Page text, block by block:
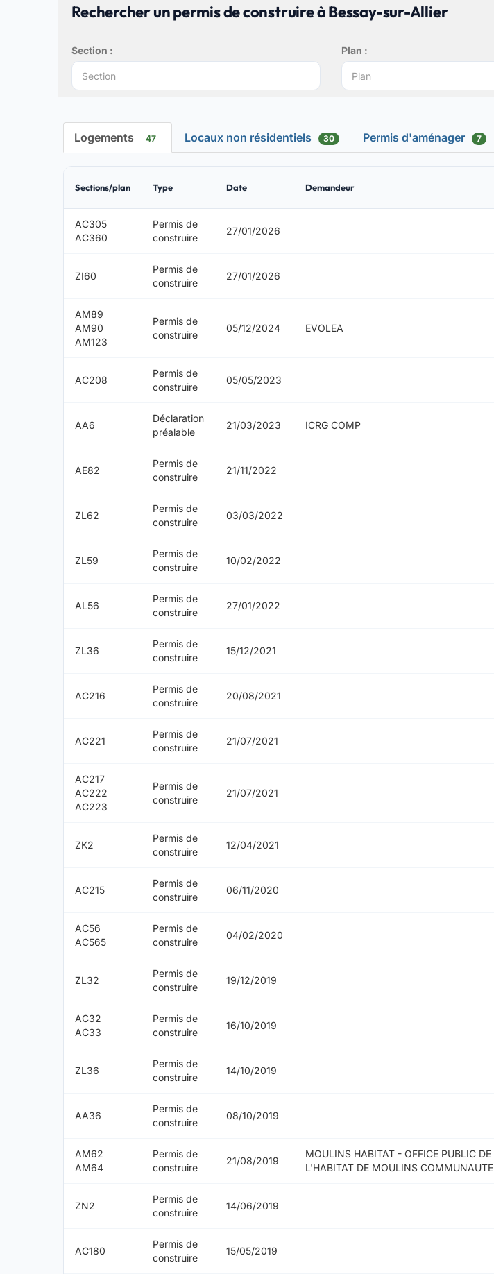
Rechercher un permis de construire à Bessay-sur-Allier
Section :
Plan :
Logements 47 Locaux non résidentiels 30 Permis d'aménager 7
Sections/plan Type Date Demandeur
AC305
AC360
Permis de
construire
27/01/2026
ZI60
Permis de
construire
27/01/2026
AM89
AM90
AM123
Permis de
construire
05/12/2024 EVOLEA
AC208
Permis de
construire
05/05/2023
AA6
Déclaration
préalable
21/03/2023 ICRG COMP
AE82
Permis de
construire
21/11/2022
ZL62
Permis de
construire
03/03/2022
ZL59
Permis de
construire
10/02/2022
AL56
Permis de
construire
27/01/2022
ZL36
Permis de
construire
15/12/2021
AC216
Permis de
construire
20/08/2021
AC221
Permis de
construire
21/07/2021
AC217
AC222
AC223
Permis de
construire
21/07/2021
ZK2
Permis de
construire
12/04/2021
AC215
Permis de
construire
06/11/2020
AC56
AC565
Permis de
construire
04/02/2020
ZL32
Permis de
construire
19/12/2019
AC32
AC33
Permis de
construire
16/10/2019
ZL36
Permis de
construire
14/10/2019
AA36
Permis de
construire
08/10/2019
AM62
AM64
Permis de
construire
21/08/2019
MOULINS HABITAT - OFFICE PUBLIC DE
L'HABITAT DE MOULINS COMMUNAUTE
ZN2
Permis de
construire
14/06/2019
AC180
Permis de
construire
15/05/2019